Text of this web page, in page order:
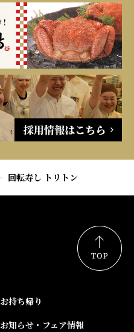
回転寿し トリトン
お持ち帰り
お知らせ・フェア情報